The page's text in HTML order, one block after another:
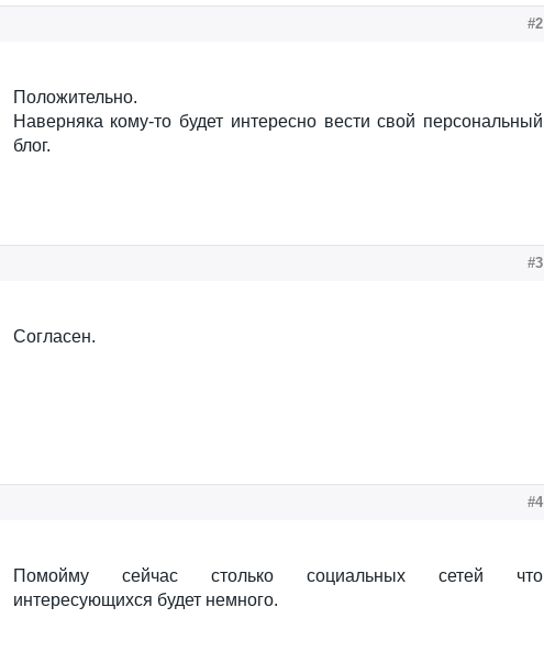
#2
Положительно.
Наверняка кому-то будет интересно вести свой персональный
блог.
#3
Согласен.
#4
Помойму сейчас столько социальных сетей что
интересующихся будет немного.